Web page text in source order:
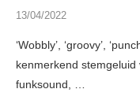
13/04/2022
‘Wobbly’, ‘groovy’,
kenmerkend
funksound, …